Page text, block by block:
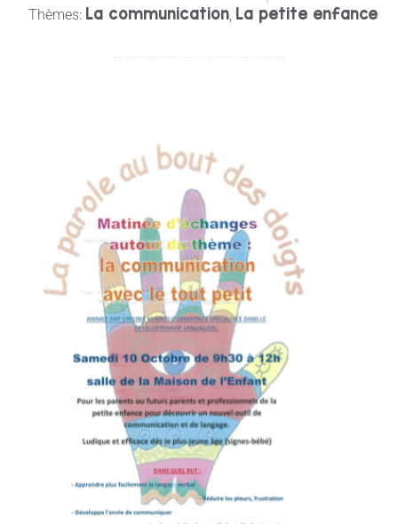
Thèmes: La communication, La petite enfance